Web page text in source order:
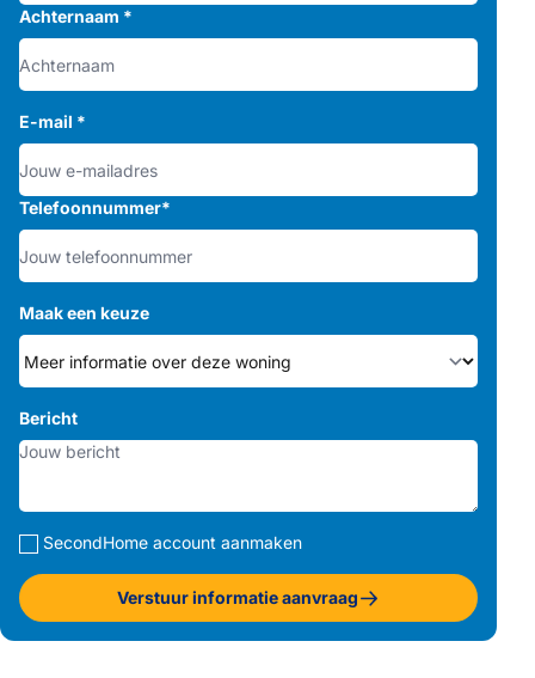
Achternaam *
E-mail *
Telefoonnummer*
Maak een keuze
Bericht
SecondHome account aanmaken
Verstuur informatie aanvraag